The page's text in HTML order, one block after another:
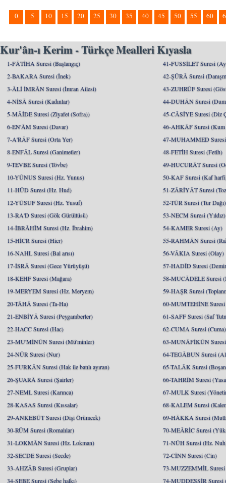
0 5 10 15 20 25 30 35 40 45 50 55 60
Kur'ân-ı Kerim - Türkçe Mealleri Kıyasla
1-FÂTİHA Suresi (Başlangıç)
2-BAKARA Suresi (İnek)
3-ÂLİ İMRÂN Suresi (İmran Ailesi)
4-NİSÂ Suresi (Kadınlar)
5-MÂİDE Suresi (Ziyafet (Sofra))
6-EN'ÂM Suresi (Davar)
7-A'RÂF Suresi (Orta Yer)
8-ENFÂL Suresi (Ganimetler)
9-TEVBE Suresi (Tövbe)
10-YÛNUS Suresi (Hz. Yunus)
11-HÛD Suresi (Hz. Hud)
12-YÛSUF Suresi (Hz. Yusuf)
13-RA'D Suresi (Gök Gürültüsü)
14-İBRÂHÎM Suresi (Hz. İbrahim)
15-HİCR Suresi (Hicr)
16-NAHL Suresi (Bal arısı)
17-İSRÂ Suresi (Gece Yürüyüşü)
18-KEHF Suresi (Mağara)
19-MERYEM Suresi (Hz. Meryem)
20-TÂHÂ Suresi (Ta-Ha)
21-ENBİYÂ Suresi (Peygamberler)
22-HACC Suresi (Hac)
23-MU'MİNÛN Suresi (Mü'minler)
24-NÛR Suresi (Nur)
25-FURKÂN Suresi (Hak ile batılı ayıran)
26-ŞUARÂ Suresi (Şairler)
27-NEML Suresi (Karınca)
28-KASAS Suresi (Kıssalar)
29-ANKEBÛT Suresi (Dişi Örümcek)
30-RÛM Suresi (Romalılar)
31-LOKMÂN Suresi (Hz. Lokman)
32-SECDE Suresi (Secde)
33-AHZÂB Suresi (Gruplar)
34-SEBE Suresi (Sebe halkı)
41-FUSSİLET Suresi
42-ŞÛRÂ Suresi
43-ZUHRÛF Suresi
44-DUHÂN Suresi
45-CÂSİYE Suresi (Diz
46-AHKÂF Suresi (Kum
47-MUHAMMED
48-FETİH Suresi (Fetih)
49-HUCURÂT Suresi
50-KAF Suresi (Kaf
51-ZÂRİYÂT Suresi
52-TÛR Suresi (Tur Dağı)
53-NECM Suresi (Yıldız)
54-KAMER Suresi (Ay)
55-RAHMÂN Suresi
56-VÂKIA Suresi (Olay)
57-HADÎD Suresi
58-MUCÂDELE Suresi
59-HAŞR Suresi
60-MUMTEHİNE Suresi
61-SAFF Suresi (Saf
62-CUMA Suresi (Cuma)
63-MUNÂFİKÛN
64-TEGÂBUN Suresi
65-TALÂK Suresi
66-TAHRÎM Suresi
67-MULK Suresi
68-KALEM Suresi
69-HÂKKA Suresi
70-MEÂRİC Suresi
71-NÛH Suresi (Hz.
72-CİNN Suresi (Cin)
73-MUZZEMMİL Suresi
74-MUDDESSİR Suresi